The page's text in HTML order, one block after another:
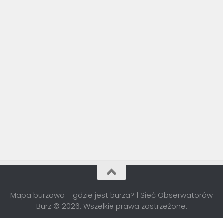
Mapa burzowa - gdzie jest burza? | Sieć Obserwatorów
Burz © 2026. Wszelkie prawa zastrzeżone.